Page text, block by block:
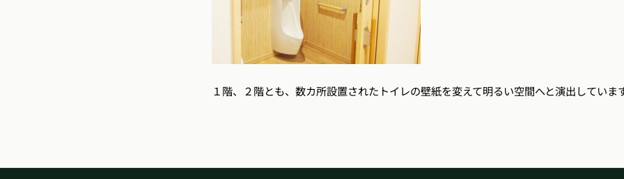
１階、２階とも、数カ所設置されたトイレの壁紙を変えて明るい空間へと演出していま